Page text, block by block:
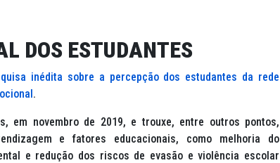
DOS ESTUDANTES
inédita sobre a percepção dos estudantes da rede
.
em novembro de 2019, e trouxe, entre outros pontos,
e fatores educacionais, como melhoria do
e redução dos riscos de evasão e violência escolar